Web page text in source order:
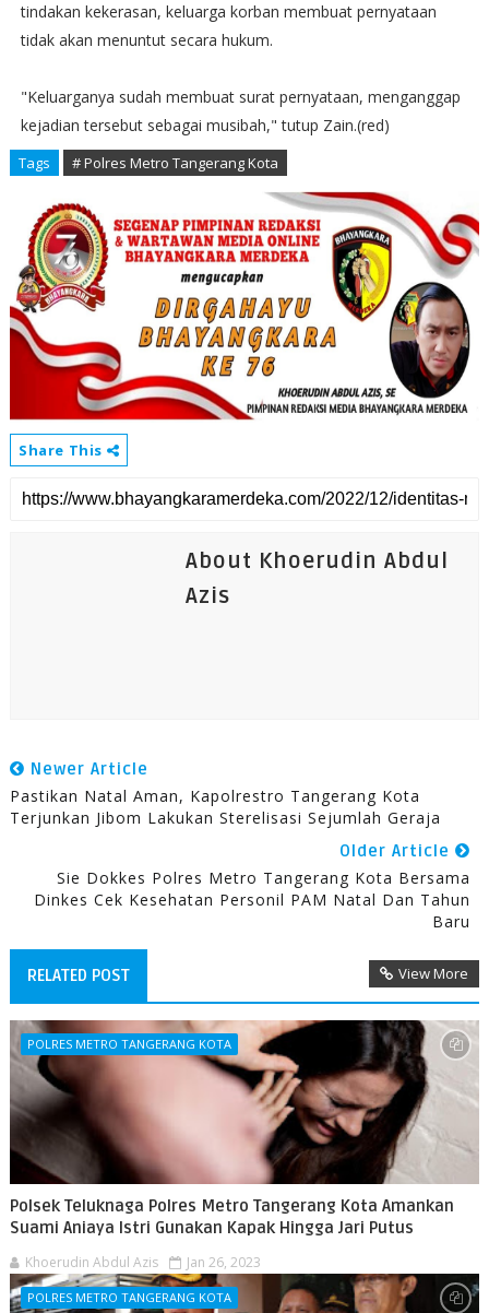
tindakan kekerasan, keluarga korban membuat pernyataan
tidak akan menuntut secara hukum.
"Keluarganya sudah membuat surat pernyataan, menganggap
kejadian tersebut sebagai musibah," tutup Zain.(red)
Tags # Polres Metro Tangerang Kota
Share This
About Khoerudin Abdul
Azis
Newer Article
Pastikan Natal Aman, Kapolrestro Tangerang Kota
Terjunkan Jibom Lakukan Sterelisasi Sejumlah Geraja
Older Article
Sie Dokkes Polres Metro Tangerang Kota Bersama
Dinkes Cek Kesehatan Personil PAM Natal Dan Tahun
Baru
RELATED POST View More
POLRES METRO TANGERANG KOTA
Polsek Teluknaga Polres Metro Tangerang Kota Amankan
Suami Aniaya Istri Gunakan Kapak Hingga Jari Putus
Khoerudin Abdul Azis Jan 26, 2023
POLRES METRO TANGERANG KOTA